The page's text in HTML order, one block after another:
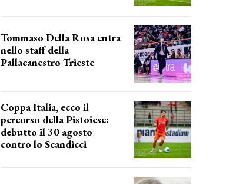
Tommaso Della Rosa entra
nello staff della
Pallacanestro Trieste
Coppa Italia, ecco il
percorso della Pistoiese:
debutto il 30 agosto
contro lo Scandicci